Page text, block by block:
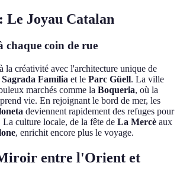
Le Joyau Catalan
chaque coin de rue
la créativité avec l'architecture unique de
Sagrada Família et le Parc Güell. La ville
marchés comme la Boqueria, où la
vie. En rejoignant le bord de mer, les
deviennent rapidement des refuges pour
La culture locale, de la fête de La Mercè aux
, enrichit encore plus le voyage.
entre l'Orient et